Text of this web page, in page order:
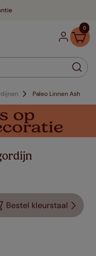
0
Paleo Linnen Ash
Bestel kleurstaal